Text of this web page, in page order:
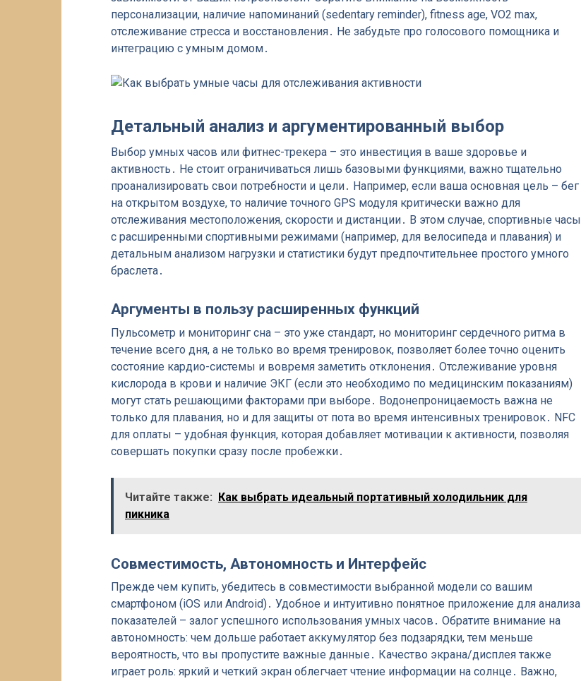
персонализации, наличие напоминаний (sedentary reminder), fitness age, VO2 max,
отслеживание стресса и восстановления․ Не забудьте про голосового помощника и
интеграцию с умным домом․
Детальный анализ и аргументированный выбор
Выбор умных часов или фитнес-трекера – это инвестиция в ваше здоровье и
активность․ Не стоит ограничиваться лишь базовыми функциями, важно тщательно
проанализировать свои потребности и цели․ Например, если ваша основная цель – бег
на открытом воздухе, то наличие точного GPS модуля критически важно для
отслеживания местоположения, скорости и дистанции․ В этом случае, спортивные часы
с расширенными спортивными режимами (например, для велосипеда и плавания) и
детальным анализом нагрузки и статистики будут предпочтительнее простого умного
браслета․
Аргументы в пользу расширенных функций
Пульсометр и мониторинг сна – это уже стандарт, но мониторинг сердечного ритма в
течение всего дня, а не только во время тренировок, позволяет более точно оценить
состояние кардио-системы и вовремя заметить отклонения․ Отслеживание уровня
кислорода в крови и наличие ЭКГ (если это необходимо по медицинским показаниям)
могут стать решающими факторами при выборе․ Водонепроницаемость важна не
только для плавания, но и для защиты от пота во время интенсивных тренировок․ NFC
для оплаты – удобная функция, которая добавляет мотивации к активности, позволяя
совершать покупки сразу после пробежки․
Читайте также: Как выбрать идеальный портативный холодильник для
пикника
Совместимость, Автономность и Интерфейс
Прежде чем купить, убедитесь в совместимости выбранной модели со вашим
смартфоном (iOS или Android)․ Удобное и интуитивно понятное приложение для анализа
показателей – залог успешного использования умных часов․ Обратите внимание на
автономность: чем дольше работает аккумулятор без подзарядки, тем меньше
вероятность, что вы пропустите важные данные․ Качество экрана/дисплея также
играет роль: яркий и четкий экран облегчает чтение информации на солнце․ Важно,